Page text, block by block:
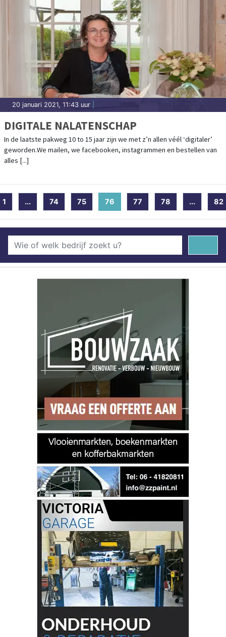
20 januari 2021, 11:43 uur
DIGITALE NALATENSCHAP
In de laatste pakweg 10 to 15 jaar zijn we met z’n allen véél ‘digitaler’
geworden.We mailen, we facebooken, instagrammen en bestellen van
alles [...]
1 ... 74 75 76 (current)
77 78 ... 82